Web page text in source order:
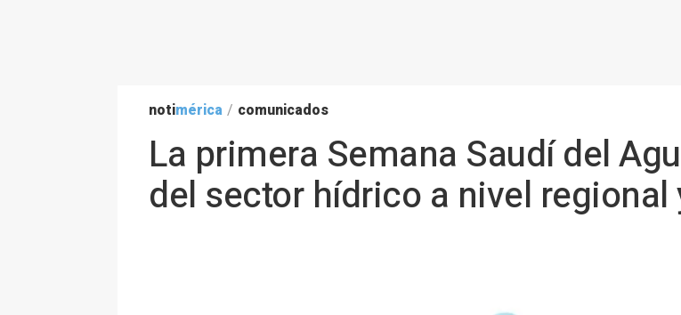
notimérica / comunicados
La primera Semana Saudí del
del sector hídrico a nivel regional